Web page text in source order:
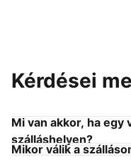
Kérdései
Mi van akkor, ha egy
szálláshelyen?
Mikor válik a